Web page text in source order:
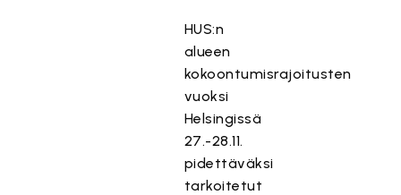
HUS:n
alueen
kokoontumisrajoitusten
vuoksi
Helsingissä
27.-28.11.
pidettäväksi
tarkoitetut